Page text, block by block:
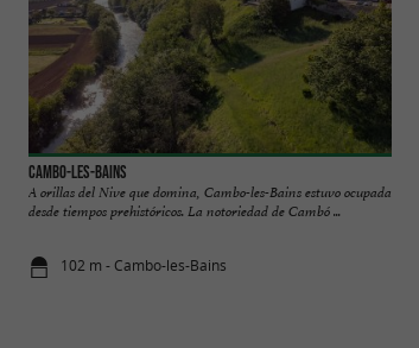
Cambo-les-Bains
A orillas del Nive que domina, Cambo-les-Bains estuvo ocupada
desde tiempos prehistóricos. La notoriedad de Cambó ...
102 m - Cambo-les-Bains